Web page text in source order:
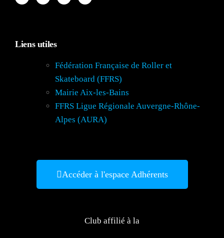
Liens utiles
Fédération Française de Roller et
Skateboard (FFRS)
Mairie Aix-les-Bains
FFRS Ligue Régionale Auvergne-Rhône-
Alpes (AURA)
Accéder à l'espace Adhérents
Club affilié à la